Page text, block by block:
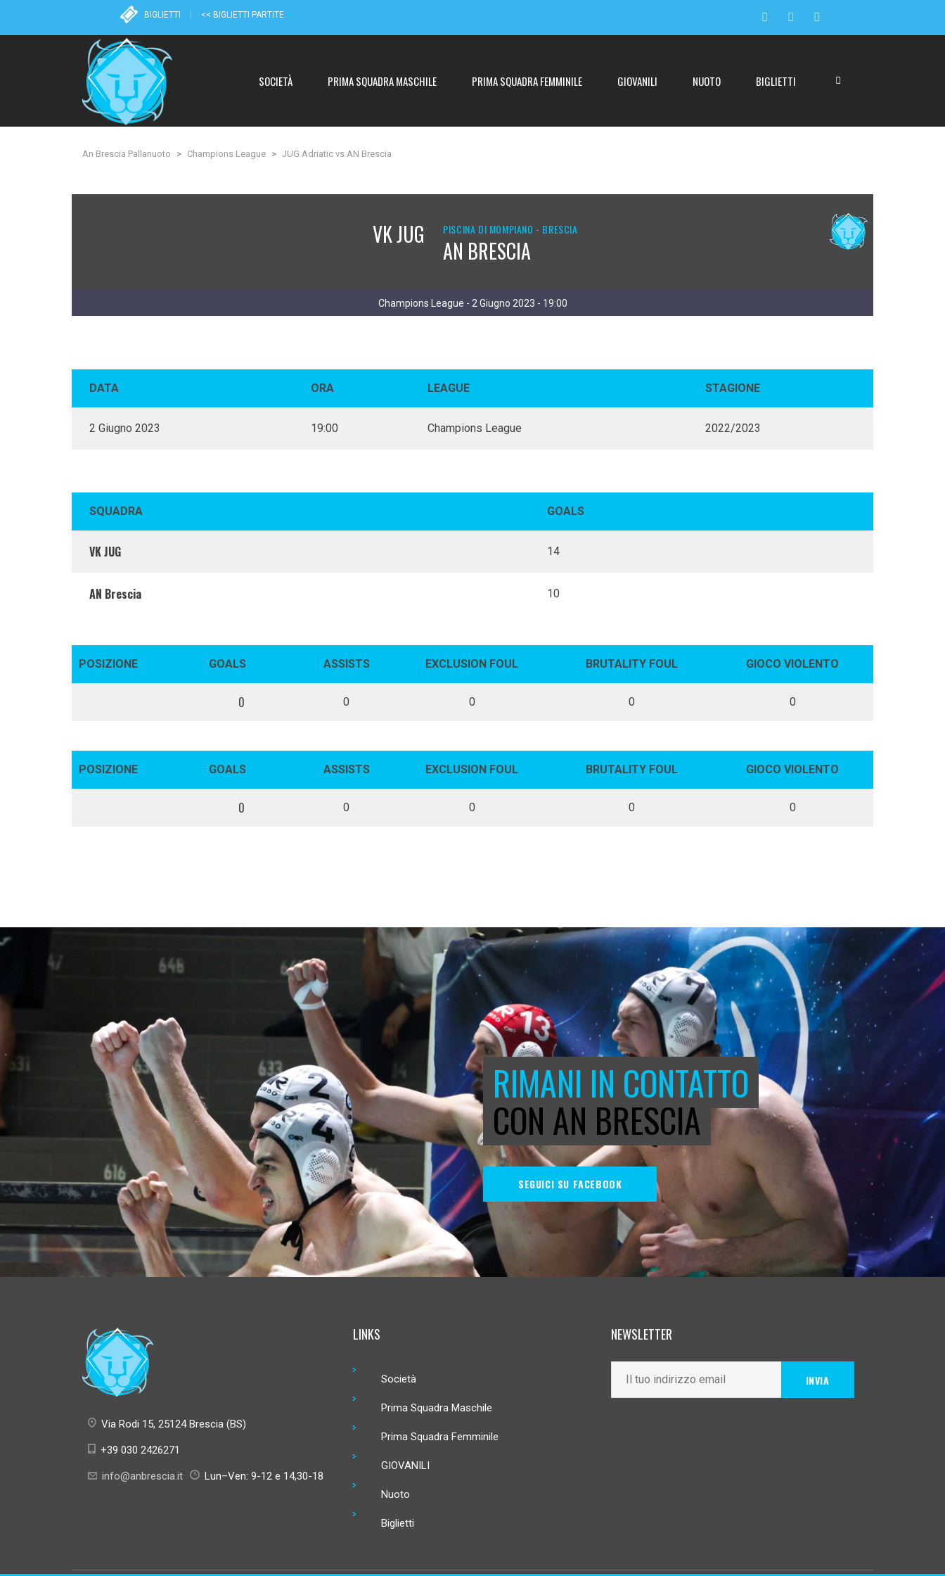
BIGLIETTI << BIGLIETTI PARTITE
SOCIETÀ PRIMA SQUADRA MASCHILE PRIMA SQUADRA FEMMINILE GIOVANILI NUOTO BIGLIETTI
An Brescia Pallanuoto > Champions League > JUG Adriatic vs AN Brescia
VK JUG PISCINA DI MOMPIANO - BRESCIA
AN BRESCIA
Champions League - 2 Giugno 2023 - 19:00
DATA ORA LEAGUE STAGIONE
2 Giugno 2023 19:00 Champions League 2022/2023
SQUADRA GOALS
VK JUG 14
AN Brescia 10
POSIZIONE GOALS ASSISTS EXCLUSION FOUL BRUTALITY FOUL GIOCO VIOLENTO
0 0 0 0 0
POSIZIONE GOALS ASSISTS EXCLUSION FOUL BRUTALITY FOUL GIOCO VIOLENTO
0 0 0 0 0
RIMANI IN CONTATTO
CON AN BRESCIA
SEGUICI SU FACEBOOK
Via Rodi 15, 25124 Brescia (BS)
+39 030 2426271
info@anbrescia.it Lun–Ven: 9-12 e 14,30-18
LINKS
Società
Prima Squadra Maschile
Prima Squadra Femminile
GIOVANILI
Nuoto
Biglietti
NEWSLETTER